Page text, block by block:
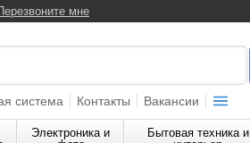
мне
система Контакты Вакансии
Электроника и
Бытовая техника и